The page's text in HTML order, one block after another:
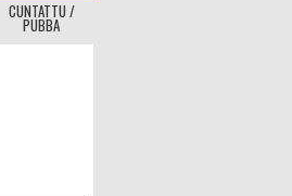
CUNTATTU /
PUBBA